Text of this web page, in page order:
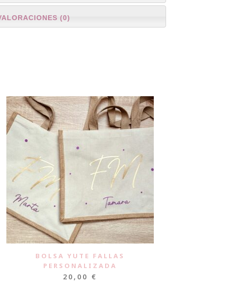
(0)
BOLSA YUTE FALLAS
PERSONALIZADA
20,00 €